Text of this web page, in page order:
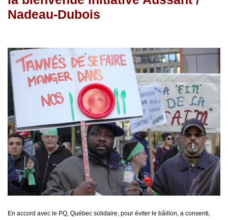
Nadeau-Dubois
En accord avec le PQ, Québec solidaire, pour éviter le bâillon, a consenti,